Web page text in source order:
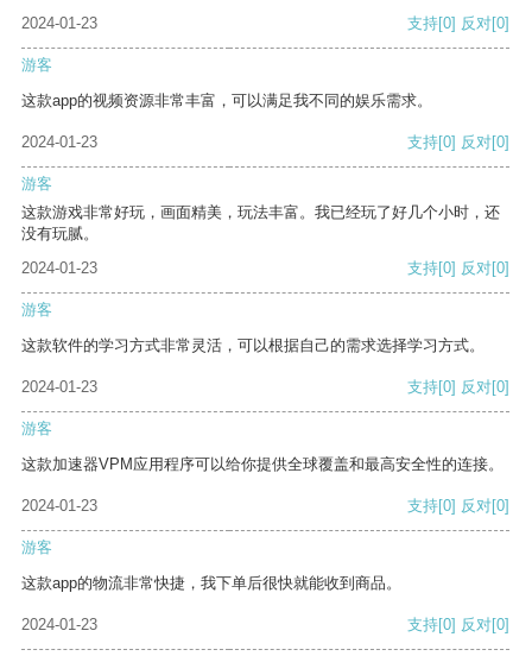
2024-01-23
支持[0] 反对[0]
游客
这款app的视频资源非常丰富，可以满足我不同的娱乐需求。
2024-01-23 支持[0] 反对[0]
游客
这款游戏非常好玩，画面精美，玩法丰富。我已经玩了好几个小时，还
没有玩腻。
2024-01-23
支持[0] 反对[0]
游客
这款软件的学习方式非常灵活，可以根据自己的需求选择学习方式。
2024-01-23 支持[0] 反对[0]
游客
这款加速器VPM应用程序可以给你提供全球覆盖和最高安全性的连接。
2024-01-23 支持[0] 反对[0]
游客
这款app的物流非常快捷，我下单后很快就能收到商品。
2024-01-23 支持[0] 反对[0]